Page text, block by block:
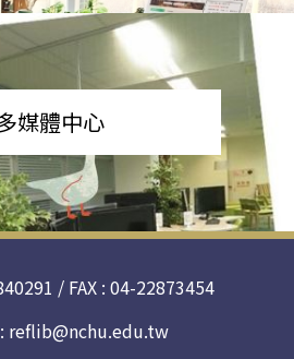
媒體中心
/ FAX : 04-22873454
reflib@nchu.edu.tw